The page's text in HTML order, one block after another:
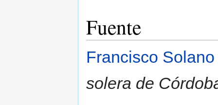
Fuente
Francisco
solera de